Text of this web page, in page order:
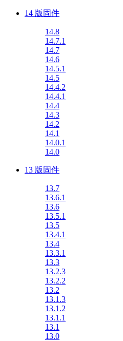
14 版固件
14.8
14.7.1
14.7
14.6
14.5.1
14.5
14.4.2
14.4.1
14.4
14.3
14.2
14.1
14.0.1
14.0
13 版固件
13.7
13.6.1
13.6
13.5.1
13.5
13.4.1
13.4
13.3.1
13.3
13.2.3
13.2.2
13.2
13.1.3
13.1.2
13.1.1
13.1
13.0